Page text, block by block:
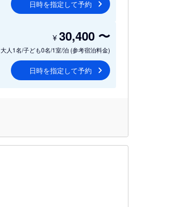
日時を指定して予約
大人1名/子ども0名/1室/泊 (参考宿泊料金)
¥30,400 〜
日時を指定して予約